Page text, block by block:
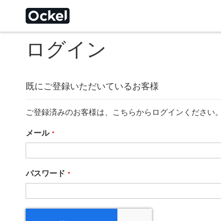
ログイン
既にご登録いただいているお客様
ご登録済みのお客様は、こちらからログインください
メール
パスワード